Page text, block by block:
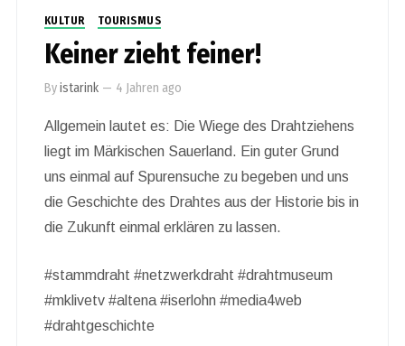
KULTUR TOURISMUS
Keiner zieht feiner!
Byistarink — 4 Jahren ago
Allgemein lautet es: Die Wiege des Drahtziehens
liegt im Märkischen Sauerland. Ein guter Grund
uns einmal auf Spurensuche zu begeben und uns
die Geschichte des Drahtes aus der Historie bis in
die Zukunft einmal erklären zu lassen.
#stammdraht #netzwerkdraht #drahtmuseum
#mklivetv #altena #iserlohn #media4web
#drahtgeschichte